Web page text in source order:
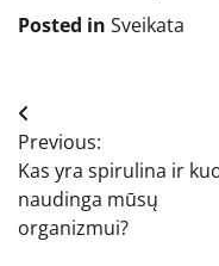
Posted in Sveikata
Navigacija
tarp
įrašų
Previous:
Kas yra spirulina ir
naudinga mūsų
organizmui?